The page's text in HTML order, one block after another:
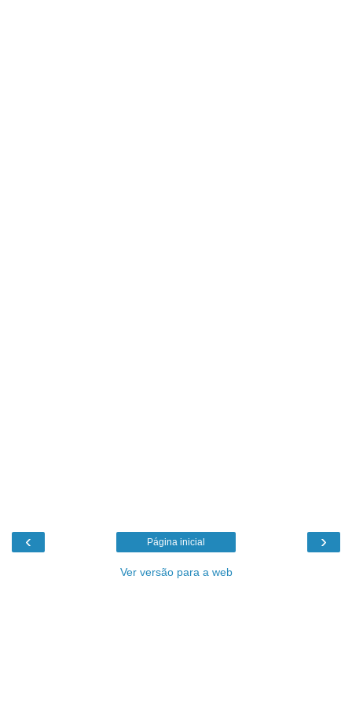
‹ ›
Página inicial
Ver versão para a web